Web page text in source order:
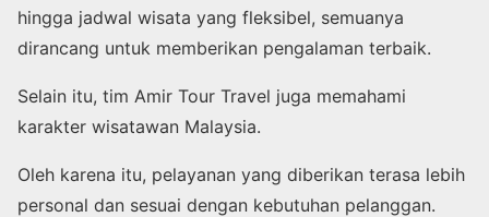
hingga jadwal wisata yang fleksibel, semuanya
dirancang untuk memberikan pengalaman terbaik.
Selain itu, tim Amir Tour Travel juga memahami
karakter wisatawan Malaysia.
Oleh karena itu, pelayanan yang diberikan terasa lebih
personal dan sesuai dengan kebutuhan pelanggan.